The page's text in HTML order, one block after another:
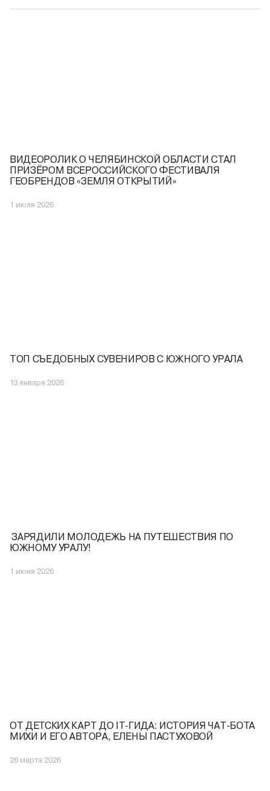
ВИДЕОРОЛИК О ЧЕЛЯБИНСКОЙ ОБЛАСТИ СТАЛ
ПРИЗЁРОМ ВСЕРОССИЙСКОГО ФЕСТИВАЛЯ
ГЕОБРЕНДОВ «ЗЕМЛЯ ОТКРЫТИЙ»
1 июля 2026
ТОП СЪЕДОБНЫХ СУВЕНИРОВ С ЮЖНОГО УРАЛА
13 января 2026
️ ЗАРЯДИЛИ МОЛОДЕЖЬ НА ПУТЕШЕСТВИЯ ПО
ЮЖНОМУ УРАЛУ!
1 июня 2026
ОТ ДЕТСКИХ КАРТ ДО IT-ГИДА: ИСТОРИЯ ЧАТ-БОТА
МИХИ И ЕГО АВТОРА, ЕЛЕНЫ ПАСТУХОВОЙ
26 марта 2026